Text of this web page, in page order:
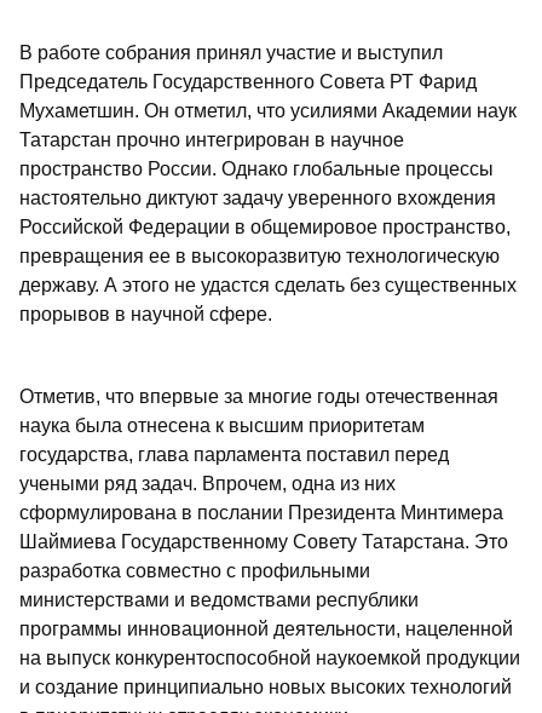
В работе собрания принял участие и выступил
Председатель Государственного Совета РТ Фарид
Мухаметшин. Он отметил, что усилиями Академии наук
Татарстан прочно интегрирован в научное
пространство России. Однако глобальные процессы
настоятельно диктуют задачу уверенного вхождения
Российской Федерации в общемировое пространство,
превращения ее в высокоразвитую технологическую
державу. А этого не удастся сделать без существенных
прорывов в научной сфере.
Отметив, что впервые за многие годы отечественная
наука была отнесена к высшим приоритетам
государства, глава парламента поставил перед
учеными ряд задач. Впрочем, одна из них
сформулирована в послании Президента Минтимера
Шаймиева Государственному Совету Татарстана. Это
разработка совместно с профильными
министерствами и ведомствами республики
программы инновационной деятельности, нацеленной
на выпуск конкурентоспособной наукоемкой продукции
и создание принципиально новых высоких технологий